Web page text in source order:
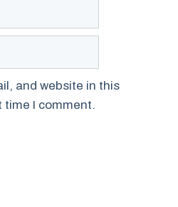
and website in this
time I comment.